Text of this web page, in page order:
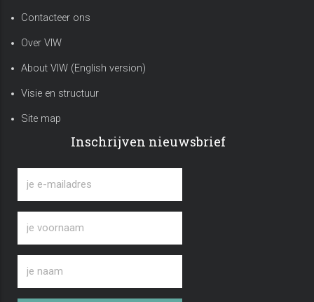
Contacteer ons
Over VIW
About VIW (English version)
Visie en structuur
Site map
Inschrijven nieuwsbrief